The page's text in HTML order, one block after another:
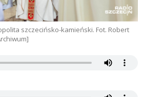
szczecińsko-kamieński. Fot. Robert